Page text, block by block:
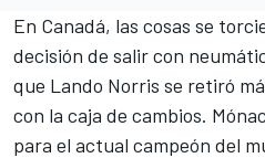
En Canadá, las cosas se
decisión de salir con
que Lando Norris se retiró
con la caja de cambios.
para el actual campeón del